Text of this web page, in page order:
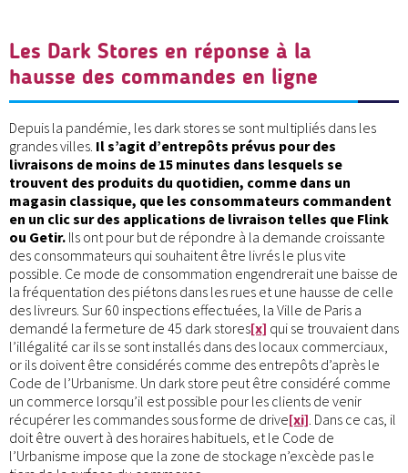
Les Dark Stores en réponse à la
hausse des commandes en ligne
Depuis la pandémie, les dark stores se sont multipliés dans les
grandes villes. Il s’agit d’entrepôts prévus pour des
livraisons de moins de 15 minutes dans lesquels se
trouvent des produits du quotidien, comme dans un
magasin classique, que les consommateurs commandent
en un clic sur des applications de livraison telles que Flink
ou Getir. Ils ont pour but de répondre à la demande croissante
des consommateurs qui souhaitent être livrés le plus vite
possible. Ce mode de consommation engendrerait une baisse de
la fréquentation des piétons dans les rues et une hausse de celle
des livreurs. Sur 60 inspections effectuées, la Ville de Paris a
demandé la fermeture de 45 dark stores[x] qui se trouvaient dans
l’illégalité car ils se sont installés dans des locaux commerciaux,
or ils doivent être considérés comme des entrepôts d’après le
Code de l’Urbanisme. Un dark store peut être considéré comme
un commerce lorsqu’il est possible pour les clients de venir
récupérer les commandes sous forme de drive[xi]. Dans ce cas, il
doit être ouvert à des horaires habituels, et le Code de
l’Urbanisme impose que la zone de stockage n’excède pas le